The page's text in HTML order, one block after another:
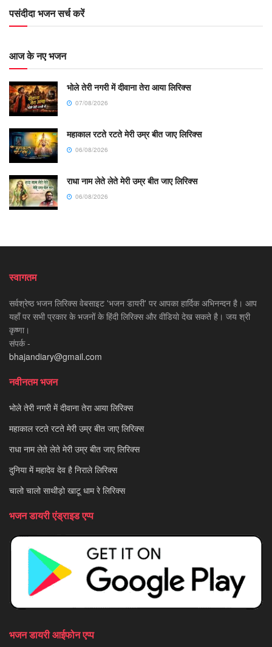
पसंदीदा भजन सर्च करें
आज के नए भजन
भोले तेरी नगरी में दीवाना तेरा आया लिरिक्स
07/08/2026
महाकाल रटते रटते मेरी उम्र बीत जाए लिरिक्स
06/08/2026
राधा नाम लेते लेते मेरी उम्र बीत जाए लिरिक्स
06/08/2026
स्वागतम
सर्वश्रेष्ठ भजन लिरिक्स वेबसाइट 'भजन डायरी' पर आपका हार्दिक अभिनन्दन है। आप
यहाँ पर सभी प्रकार के भजनों के हिंदी लिरिक्स और वीडियो देख सकते है। जय श्री
कृष्णा।
संपर्क -
bhajandiary@gmail.com
नवीनतम भजन
भोले तेरी नगरी में दीवाना तेरा आया लिरिक्स
महाकाल रटते रटते मेरी उम्र बीत जाए लिरिक्स
राधा नाम लेते लेते मेरी उम्र बीत जाए लिरिक्स
दुनिया में महादेव देव है निराले लिरिक्स
चालो चालो साथीड़ो खाटू धाम रे लिरिक्स
भजन डायरी एंड्राइड एप्प
भजन डायरी आईफोन एप्प